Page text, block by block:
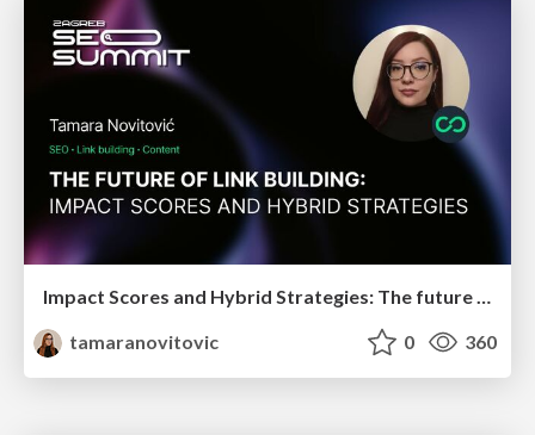
tamaranovitovic
0 360